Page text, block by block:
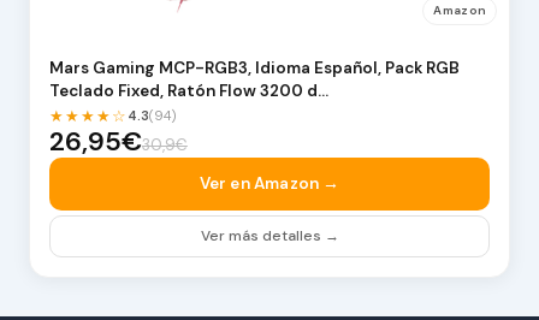
Amazon
Mars Gaming MCP-RGB3, Idioma Español, Pack RGB
Teclado Fixed, Ratón Flow 3200 d…
★★★★☆ 4.3(94)
26,95€30,9€
Ver en Amazon →
Ver más detalles →